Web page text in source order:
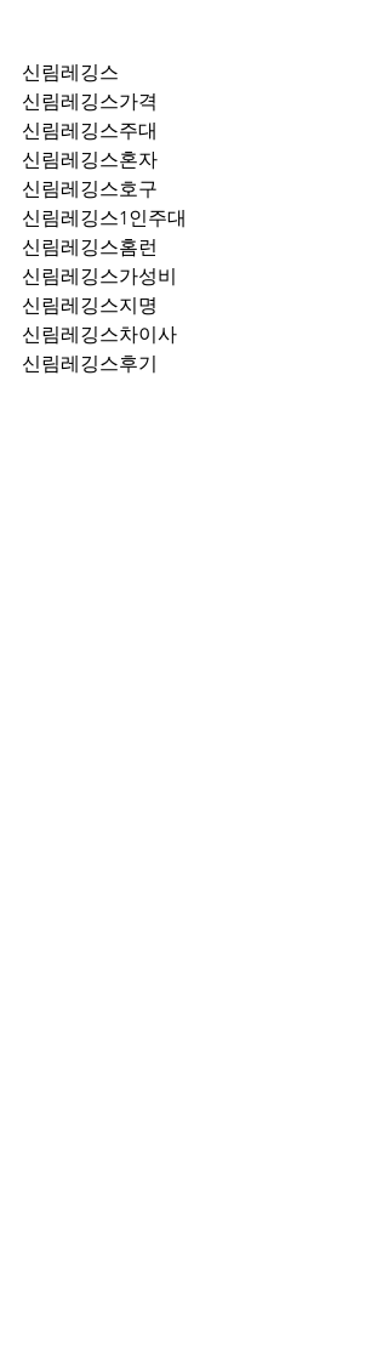
신림레깅스
신림레깅스가격
신림레깅스주대
신림레깅스혼자
신림레깅스호구
신림레깅스1인주대
신림레깅스홈런
신림레깅스가성비
신림레깅스지명
신림레깅스차이사
신림레깅스후기